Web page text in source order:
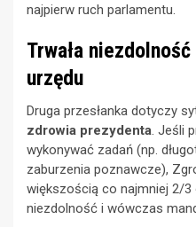
najpierw ruch parlamentu.
Trwała
urzędu
Druga przesłanka dotyczy
zdrowia prezydenta. Jeśli
wykonywać zadań (np.
zaburzenia poznawcze),
większością co najmniej 2/3
niezdolność i wówczas